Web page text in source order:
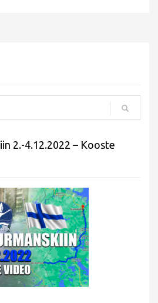
2.-4.12.2022 – Kooste